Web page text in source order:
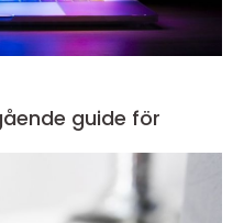
guide för